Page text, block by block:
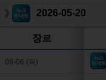
2026-05-20
장르
08-06 (목)